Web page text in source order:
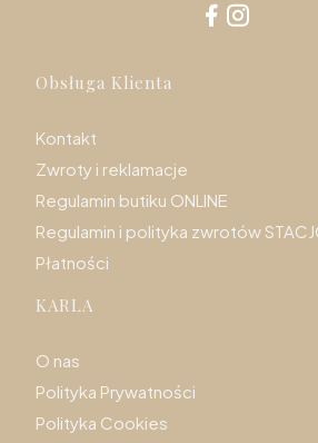
Linki w stopce
Obsługa Klienta
Kontakt
Zwroty i reklamacje
Regulamin butiku ONLINE
Regulamin i polityka zwrotów
Płatności
KARLA
O nas
Polityka Prywatności
Polityka Cookies